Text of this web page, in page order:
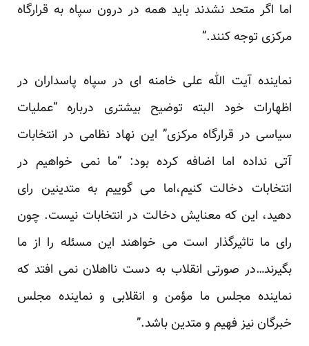
اما اگر متحد نشدند باید همه در درون سپاه به قرارگاه
مرکزی توجه کنند.”
نماینده آیت الله علی خامنه ای در سپاه پاسداران در
اظهارات خود البته توضیح بیشتری درباره “عملیات
سیاسی در قرارگاه مرکزی” این نهاد نظامی در انتخابات
آتی نداده اما اضافه کرده بود: “ما نمی خواهیم در
انتخابات دخالت کنیم،اما می گوییم به متدینین رای
دهید، این که معنایش دخالت در انتخابات نیست. چون
رای ما تاثیرگذار است می خواهند این مسئله را از ما
بگیرند…در صورتی انقلاب به دست نااهلان نمی افتد که
نماینده مجلس ما مؤمن و انقلابی و نماینده مجلس
خبرگان نیز فهیم و متدین باشد.”